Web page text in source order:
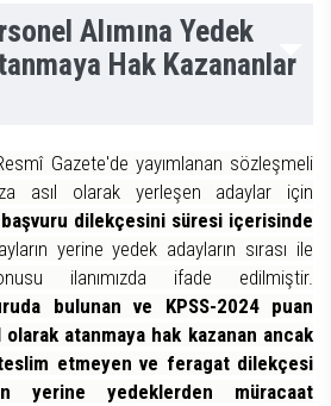
Alımına Yedek
Hak Kazananlar
Gazete'de yayımlanan sözleşmeli
asıl olarak yerleşen adaylar için
dilekçesini süresi içerisinde
yerine yedek adayların sırası ile
ilanımızda ifade edilmiştir.
bulunan ve KPSS-2024 puan
olarak atanmaya hak kazanan ancak
teslim etmeyen ve feragat dilekçesi
yerine yedeklerden müracaat